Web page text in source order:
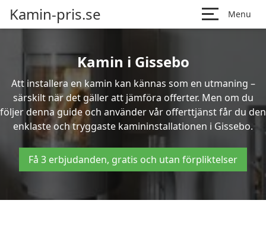
Kamin-pris.se Menu
Kamin i Gissebo
Att installera en kamin kan kännas som en utmaning –
särskilt när det gäller att jämföra offerter. Men om du
följer denna guide och använder vår offerttjänst får du den
enklaste och tryggaste kamininstallationen i Gissebo.
Få 3 erbjudanden, gratis och utan förpliktelser